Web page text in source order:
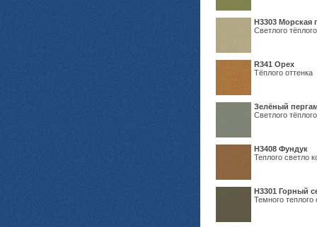
H3303 Морская
Светлого
R341 Орех
Тёплого оттенка
Зелёный
Светлого
Н3408 Фундук
Теплого светло
Н3301 Горный
Темного теплого